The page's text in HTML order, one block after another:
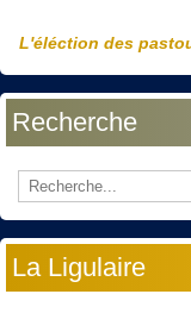
L'éléction des
Recherche
La Ligulaire